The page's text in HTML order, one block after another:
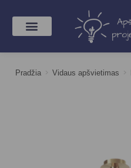
Pradžia > Vidaus apšvietimas >